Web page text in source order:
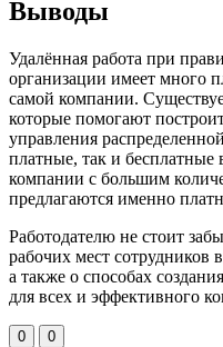
Выводы
Удалённая работа при
организации имеет много
самой компании.
которые помогают
управления
платные, так и бесплатные
компании с большим
предлагаются именно
Работодателю не стоит
рабочих мест сотрудников
а также о способах
для всех и эффективного
0 0